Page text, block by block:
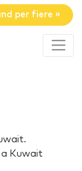
per fiere »
a Kuwait